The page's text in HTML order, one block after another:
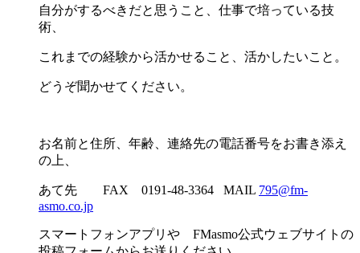
自分がするべきだと思うこと、仕事で培っている技
術、
これまでの経験から活かせること、活かしたいこと。
どうぞ聞かせてください。
お名前と住所、年齢、連絡先の電話番号をお書き添え
の上、
あて先 FAX 0191-48-3364 MAIL 795@fm-
asmo.co.jp
スマートフォンアプリや FMasmo公式ウェブサイトの